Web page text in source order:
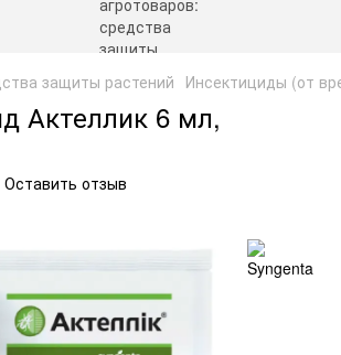
защиты растений Инсектициды (от
Актеллик 6 мл,
Оставить отзыв